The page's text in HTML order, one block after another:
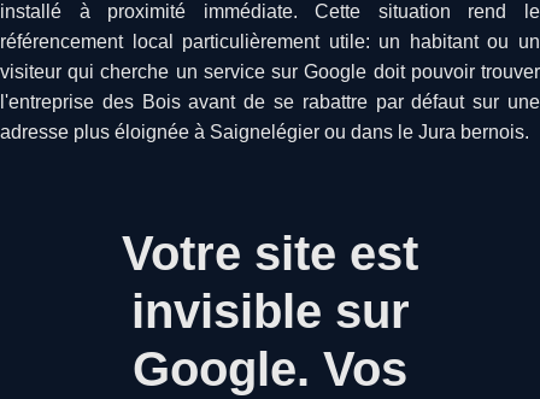
installé à proximité immédiate. Cette situation rend le
référencement local particulièrement utile: un habitant ou un
visiteur qui cherche un service sur Google doit pouvoir trouver
l'entreprise des Bois avant de se rabattre par défaut sur une
adresse plus éloignée à Saignelégier ou dans le Jura bernois.
Votre site est
invisible sur
Google. Vos